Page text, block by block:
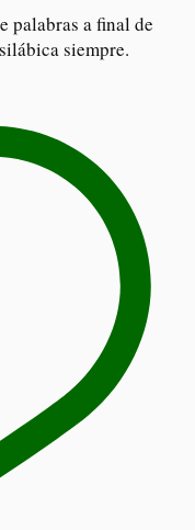
palabras a final de
siempre.